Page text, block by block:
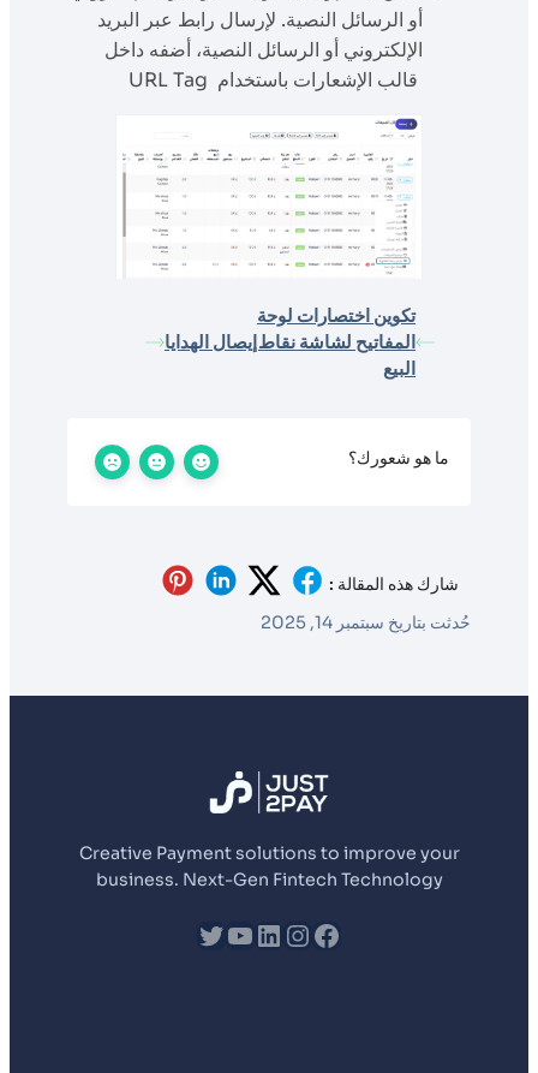
أو الرسائل النصية. لإرسال رابط عبر البريد
الإلكتروني أو الرسائل النصية، أضفه داخل
قالب الإشعارات باستخدام URL Tag
تكوين اختصارات لوحة
المفاتيح لشاشة نقاط
البيع
إيصال الهدايا
ما هو شعورك؟
شارك هذه المقالة :
حُدثت بتاريخ سبتمبر 14, 2025
Creative Payment solutions to improve your
business. Next-Gen Fintech Technology
fb إنستجرام لينكد إن يوتيوبتويتر